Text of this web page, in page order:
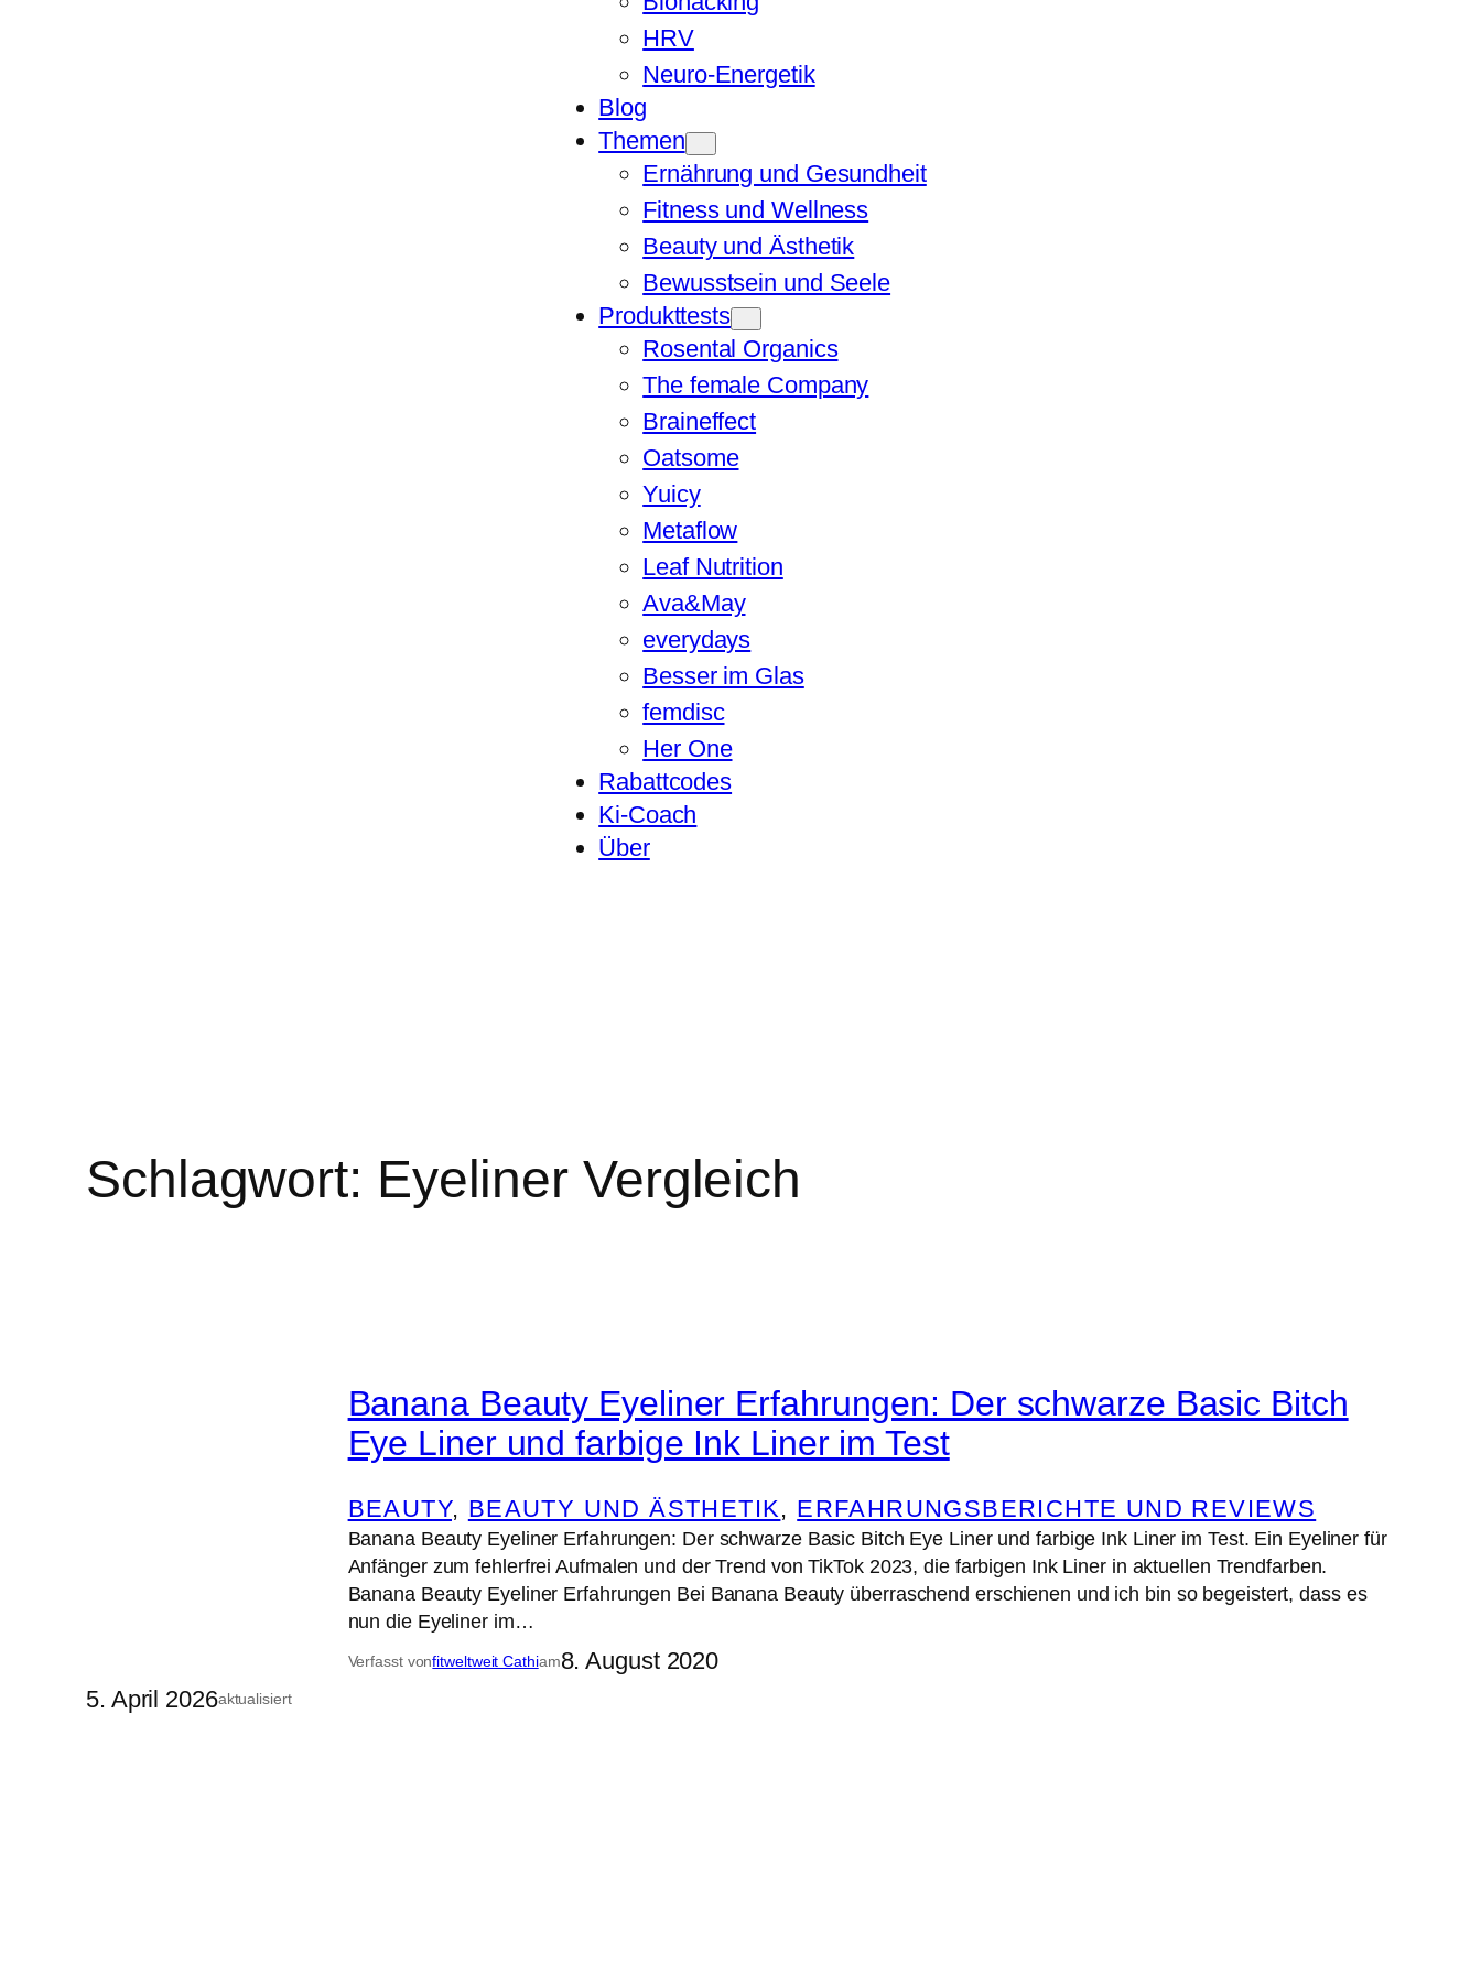
HRV
Neuro-Energetik
Blog
Themen
Ernährung und Gesundheit
Fitness und Wellness
Beauty und Ästhetik
Bewusstsein und Seele
Produkttests
Rosental Organics
The female Company
Braineffect
Oatsome
Yuicy
Metaflow
Leaf Nutrition
Ava&May
everydays
Besser im Glas
femdisc
Her One
Rabattcodes
Ki-Coach
Über
Schlagwort: Eyeliner Vergleich
5. April 2026aktualisiert
Banana Beauty Eyeliner Erfahrungen: Der schwarze Basic Bitch
Eye Liner und farbige Ink Liner im Test
BEAUTY, BEAUTY UND ÄSTHETIK, ERFAHRUNGSBERICHTE UND REVIEWS
Banana Beauty Eyeliner Erfahrungen: Der schwarze Basic Bitch Eye Liner und farbige Ink Liner im Test. Ein Eyeliner für
Anfänger zum fehlerfrei Aufmalen und der Trend von TikTok 2023, die farbigen Ink Liner in aktuellen Trendfarben.
Banana Beauty Eyeliner Erfahrungen Bei Banana Beauty überraschend erschienen und ich bin so begeistert, dass es
nun die Eyeliner im…
Verfasst vonfitweltweit Cathiam8. August 2020